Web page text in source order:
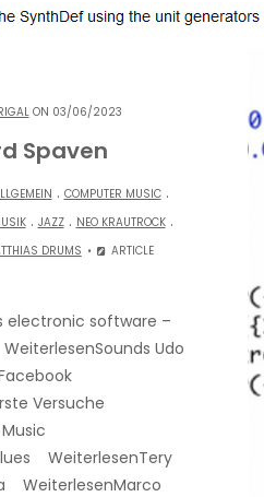
ON 03/06/2023
Spaven
. COMPUTER MUSIC.
. JAZZ. NEO KRAUTROCK.
DRUMS ARTICLE
software –
Udo
Versuche
WeiterlesenTery
WeiterlesenMarco